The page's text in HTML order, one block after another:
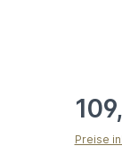
Preise